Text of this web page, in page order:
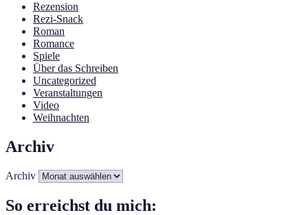
Rezension
Rezi-Snack
Roman
Romance
Spiele
Über das Schreiben
Uncategorized
Veranstaltungen
Video
Weihnachten
Archiv
Archiv
So erreichst du mich: